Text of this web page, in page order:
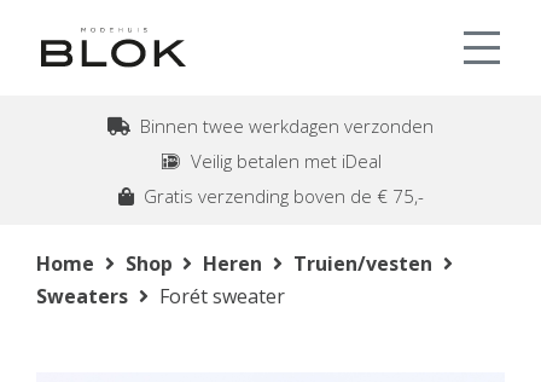
Binnen twee werkdagen verzonden
Veilig betalen met iDeal
Gratis verzending boven de € 75,-
Home Shop Heren
Truien/vesten
Sweaters
Forét sweater